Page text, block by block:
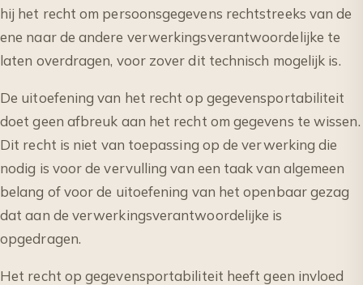
hij het recht om persoonsgegevens rechtstreeks van de
ene naar de andere verwerkingsverantwoordelijke te
laten overdragen, voor zover dit technisch mogelijk is.
De uitoefening van het recht op gegevensportabiliteit
doet geen afbreuk aan het recht om gegevens te wissen.
Dit recht is niet van toepassing op de verwerking die
nodig is voor de vervulling van een taak van algemeen
belang of voor de uitoefening van het openbaar gezag
dat aan de verwerkingsverantwoordelijke is
opgedragen.
Het recht op gegevensportabiliteit heeft geen invloed